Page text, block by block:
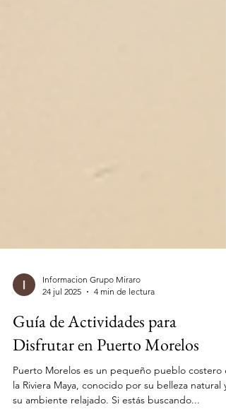
24 jul 2025
4 min de lectura
Guía de Actividades para
Disfrutar en Puerto Morelos